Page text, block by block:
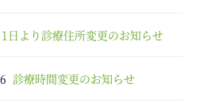
日より診療住所変更のお知らせ
診療時間変更のお知らせ